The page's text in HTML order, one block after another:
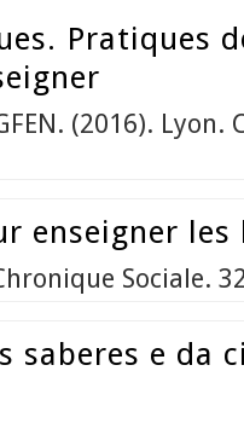
Pratiques
(2016). Lyon.
enseigner les
Sociale.
saberes e da